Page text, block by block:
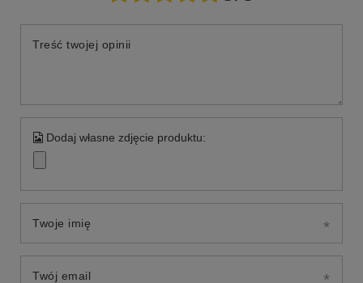
Treść twojej opinii
Dodaj własne zdjęcie produktu:
Twoje imię
Twój email